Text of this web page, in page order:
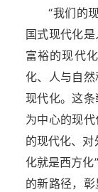
“我们的
国式现代化
富裕的现代
化、人与自
现代化。这
为中心的现
的现代化、对
化就是西方化
的新路径，